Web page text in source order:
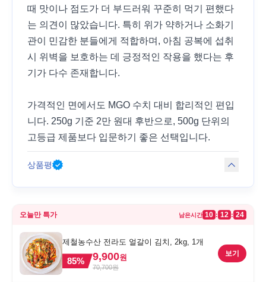
때 맛이나 점도가 더 부드러워 꾸준히 먹기 편했다
는 의견이 많았습니다. 특히 위가 약하거나 소화기
관이 민감한 분들에게 적합하며, 아침 공복에 섭취
시 위벽을 보호하는 데 긍정적인 작용을 했다는 후
기가 다수 존재합니다.
가격적인 면에서도 MGO 수치 대비 합리적인 편입
니다. 250g 기준 2만 원대 후반으로, 500g 단위의
고등급 제품보다 입문하기 좋은 선택입니다.
상품평
오늘만 특가 남은시간 10 : 12 : 24
제철농수산 전라도 얼갈이 김치, 2kg, 1개
85% 9,900원
70,700원
보기